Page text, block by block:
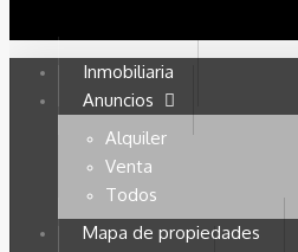
Inmobiliaria
Anuncios
Alquiler
Venta
Todos
Mapa de propiedades